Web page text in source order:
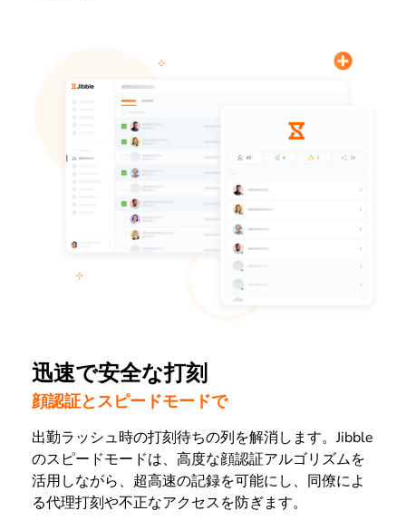
迅速で安全な打刻
顔認証とスピードモードで
出勤ラッシュ時の打刻待ちの列を解消します。Jibble
のスピードモードは、高度な顔認証アルゴリズムを
活用しながら、超高速の記録を可能にし、同僚によ
る代理打刻や不正なアクセスを防ぎます。